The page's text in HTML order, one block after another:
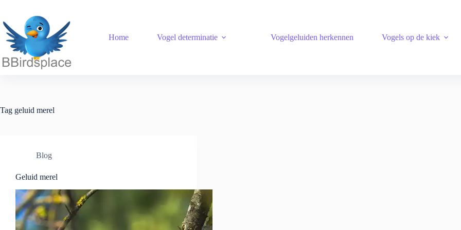
de
inhoud
Home Vogel determinatie Vogelgeluiden herkennen Vogels op de kiek
Tag geluid merel
Blog
Geluid merel